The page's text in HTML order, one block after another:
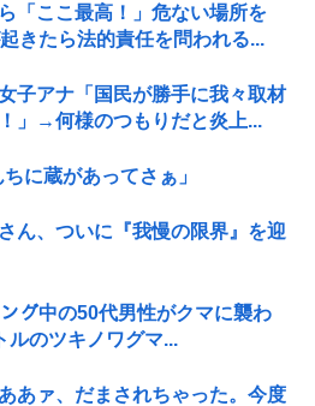
「ここ最高！」危ない場所を
きたら法的責任を問われる...
子アナ「国民が勝手に我々取材
」→何様のつもりだと炎上...
に蔵があってさぁ」
ん、ついに『我慢の限界』を迎
グ中の50代男性がクマに襲わ
ルのツキノワグマ...
あァ、だまされちゃった。今度